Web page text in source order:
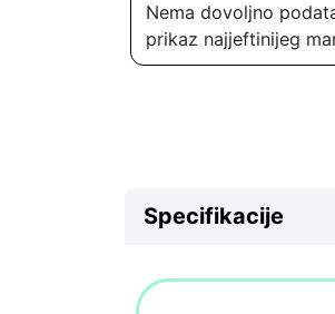
Nema dovoljno
prikaz najjeftinijeg
Specifikacije